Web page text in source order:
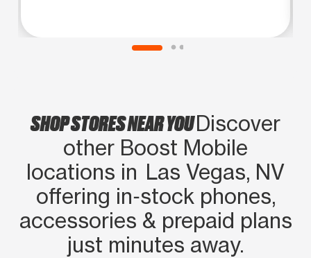
SHOP STORES NEAR YOUDiscover
other Boost Mobile
locations in Las Vegas, NV
offering in‑stock phones,
accessories & prepaid plans
just minutes away.